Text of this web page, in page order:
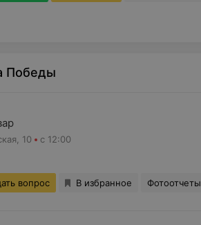
Победы
10 с 12:00
вопрос В избранное Фотоотчеты